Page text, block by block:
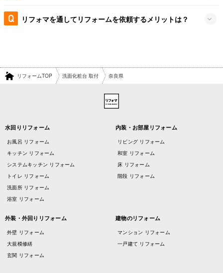
リフォマを通してリフォームを依頼するメリットは？
リフォームTOP 洗面化粧台 取付 奈良県
水回りリフォーム
お風呂 リフォーム
キッチン リフォーム
システムキッチン リフォーム
トイレ リフォーム
洗面所 リフォーム
浴室 リフォーム
内装・お部屋リフォーム
リビング リフォーム
和室 リフォーム
床 リフォーム
階段 リフォーム
外装・外回りリフォーム
外壁 リフォーム
大規模修繕
玄関 リフォーム
建物のリフォーム
マンション リフォーム
一戸建て リフォーム